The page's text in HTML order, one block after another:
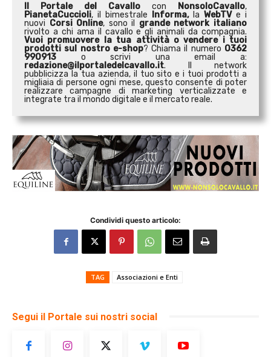
Il Portale del Cavallo con NonsoloCavallo,
PianetaCuccioli, il bimestrale Informa,laWebTVe i
nuovi Corsi Online, sono il grande network italiano
rivolto a chi ama il cavallo e gli animali da compagnia.
Vuoi promuovere la tua attività ovendere i tuoi
prodotti sul nostro e-shop? Chiama il numero 0362
990913 o scrivi una email a:
redazione@ilportaledelcavallo.it. Il network
pubblicizza la tua azienda, il tuo sito e i tuoi prodotti a
migliaia di persone ogni mese, questo consente di poter
realizzare campagne di marketing verticalizzate e
integrate tra il mondo digitale e il mercato reale.
Condividi questo articolo:
TAG Associazioni e Enti
Segui il Portale sui nostri social